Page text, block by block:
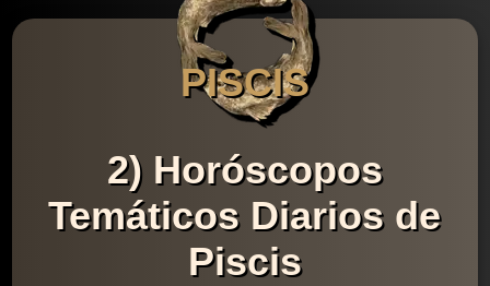
PISCIS
2) Horóscopos
Temáticos Diarios de
Piscis